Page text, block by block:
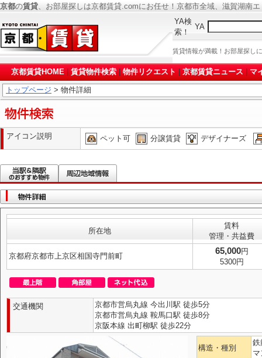
京都の賃貸、お部屋探しは京都賃貸.comにお任せ！京都市全域、滋賀湖南
YA検
索！
YA
賃貸情報が満載！お部屋探し
京都賃貸HOME 賃貸物件検索 物件リクエスト 京都賃貸ニュース マ
トップページ > 物件詳細
アイコン説明 ペット可 分譲賃貸 デザイナーズ
所在地
賃料
管理・共益費
京都府京都市上京区相国寺門前町
65,000円
5300円
交通機関
京都市営烏丸線 今出川駅 徒歩5分
京都市営烏丸線 鞍馬口駅 徒歩8分
京阪本線 出町柳駅 徒歩22分
構造・種別
鉄